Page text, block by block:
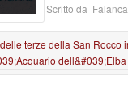
Scritto da Falanca